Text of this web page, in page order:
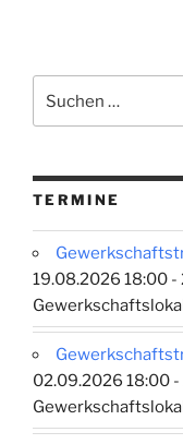
nach:
TERMINE
19.08.2026 18:00 -
02.09.2026 18:00 -